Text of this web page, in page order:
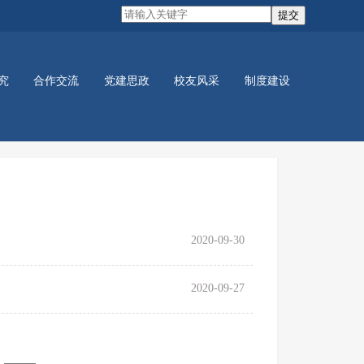
合作交流 党建思政 校友风采 制度建设
2020-09-30
2020-09-27